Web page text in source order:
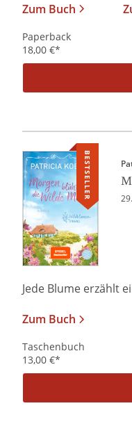
Zum Buch
Paperback
18,00 €*
BESTSELLER
Jede Blume erzählt
Zum Buch
Taschenbuch
13,00 €*